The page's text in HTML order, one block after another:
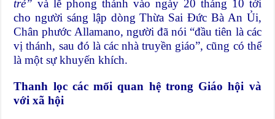
trẻ” và lễ phong thánh vào ngày 20 tháng 10 tới
cho người sáng lập dòng Thừa Sai Đức Bà An Ủi,
Chân phước Allamano, người đã nói “đầu tiên là các
vị thánh, sau đó là các nhà truyền giáo”, cũng có thể
là một sự khuyến khích.
Thanh lọc các mối quan hệ trong Giáo hội và
với xã hội